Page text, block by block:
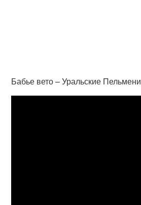
Бабье вето – Уральские Пельмени